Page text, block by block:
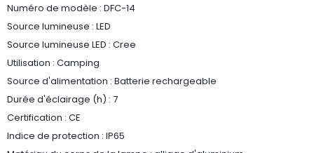
Numéro de modèle : DFC-14
Source lumineuse : LED
Source lumineuse LED : Cree
Utilisation : Camping
Source d'alimentation : Batterie rechargeable
Durée d'éclairage (h) : 7
Certification : CE
Indice de protection : IP65